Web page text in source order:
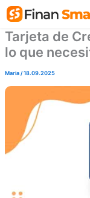
Skip
content
Tarjeta de
lo que
Maria/18.09.2025